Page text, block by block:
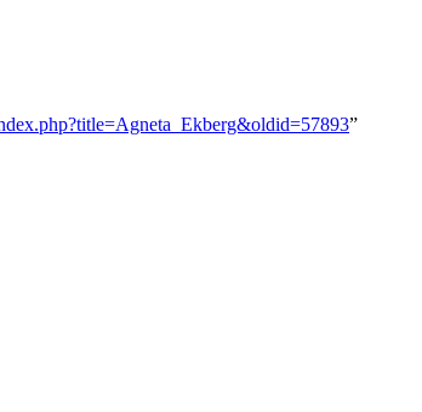
”